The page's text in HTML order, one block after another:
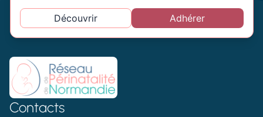
Découvrir Adhérer
Contacts